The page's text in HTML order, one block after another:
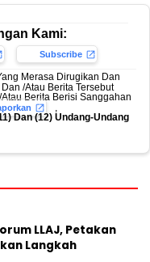
Kami:
Subscribe
Merasa Dirugikan Dan
/Atau Berita Tersebut
Berita Berisi Sanggahan
,
Dan (12) Undang-Undang
LLAJ, Petakan
Langkah